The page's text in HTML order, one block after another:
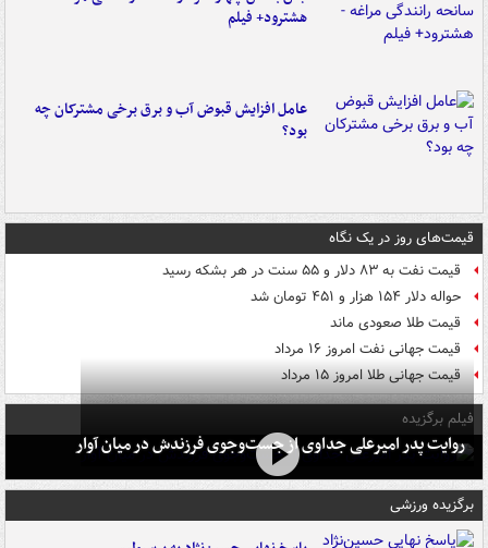
هشترود+ فیلم
عامل افزایش قبوض آب و برق برخی مشترکان چه
بود؟
قیمت‌های روز در یک نگاه
قیمت نفت به ۸۳ دلار و ۵۵ سنت در هر بشکه رسید
حواله دلار ۱۵۴ هزار و ۴۵۱ تومان شد
قیمت طلا صعودی ماند
قیمت جهانی نفت امروز ۱۶ مرداد
قیمت جهانی طلا امروز ۱۵ مرداد
فیلم برگزیده
روایت پدر امیرعلی جداوی از جست‌وجوی فرزندش در میان آوار
برگزیده ورزشی